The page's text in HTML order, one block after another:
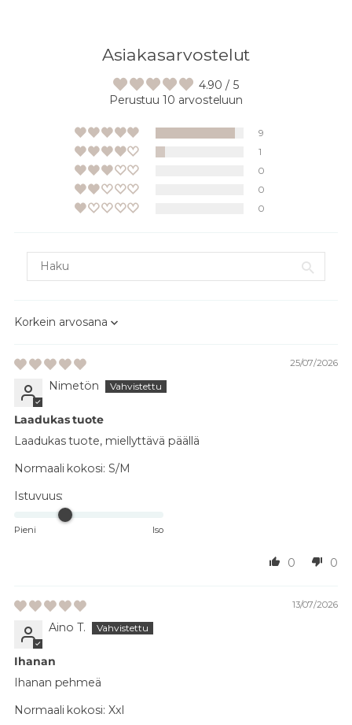
Asiakasarvostelut
4.90 / 5
Perustuu 10 arvosteluun
9
1
0
0
0
Sort by
25/07/2026
Nimetön
Laadukas tuote
Laadukas tuote, miellyttävä päällä
Normaali kokosi: S/M
Istuvuus:
Pieni Iso
0 0
13/07/2026
Aino T.
Ihanan
Ihanan pehmeä
Normaali kokosi: Xxl